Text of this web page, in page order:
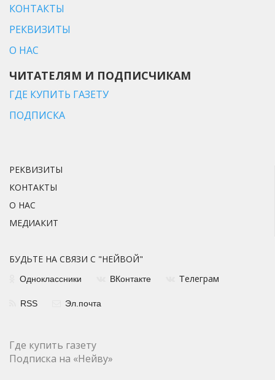
КОНТАКТЫ
РЕКВИЗИТЫ
О НАС
ЧИТАТЕЛЯМ И ПОДПИСЧИКАМ
ГДЕ КУПИТЬ ГАЗЕТУ
ПОДПИСКА
РЕКВИЗИТЫ
КОНТАКТЫ
О НАС
МЕДИАКИТ
БУДЬТЕ НА СВЯЗИ С "НЕЙВОЙ"
Одноклассники ВКонтакте Телеграм
RSS Эл.почта
Где купить газету
Подписка на «Нейву»